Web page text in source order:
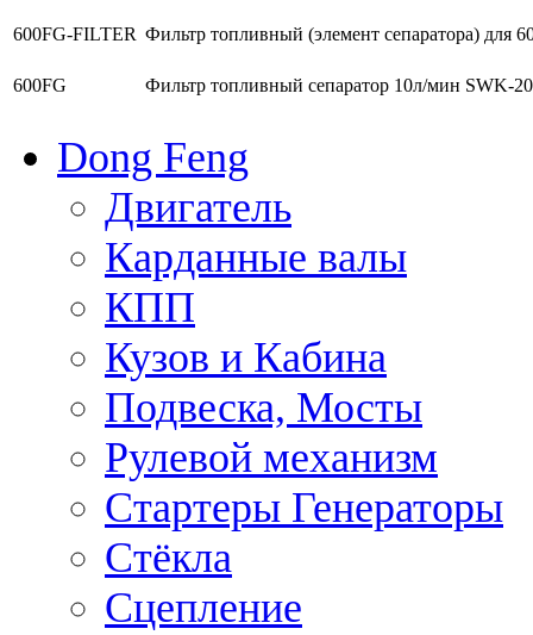
600FG-FILTER Фильтр топливный (элемент сепаратора) для
600FG Фильтр топливный сепаратор 10л/мин SWK-
Dong Feng
Двигатель
Карданные валы
КПП
Кузов и Кабина
Подвеска, Мосты
Рулевой механизм
Стартеры Генераторы
Стёкла
Сцепление